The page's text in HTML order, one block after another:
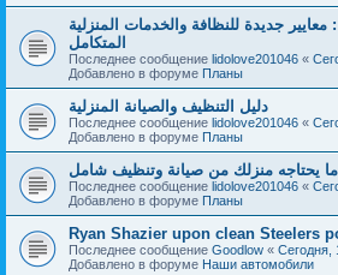
معايير جديدة للنظافة والخدمات المنزلية
المتكامل
Последнее сообщение lidolove201046 «
Добавлено в форуме Планы
دليل التنظيف والصيانة المنزلية
Последнее сообщение lidolove201046 «
Добавлено в форуме Планы
يحتاجه منزلك من صيانة وتنظيف شامل
Последнее сообщение lidolove201046 «
Добавлено в форуме Планы
Ryan Shazier upon clean Steelers
Последнее сообщение Goodlow « Сегодня,
Добавлено в форуме Наши автомобили